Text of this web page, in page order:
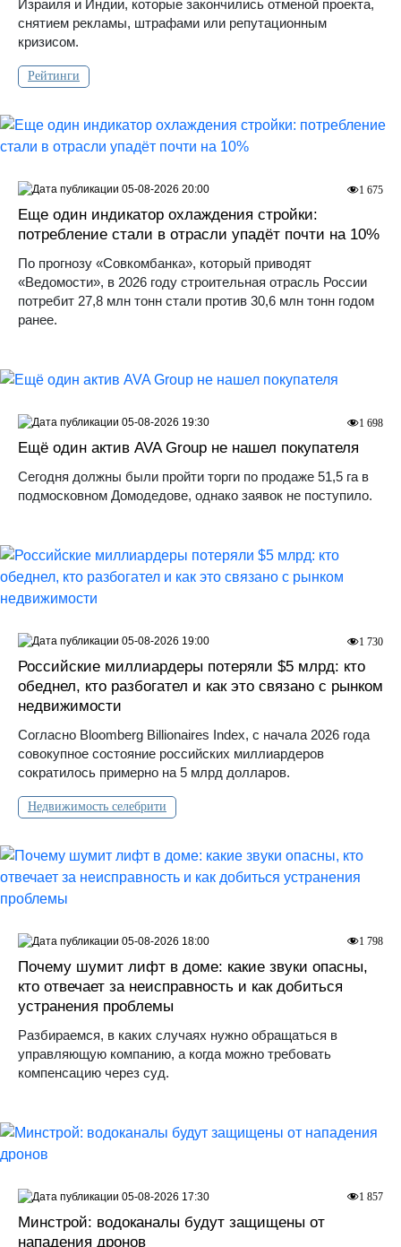
Израиля и Индии, которые закончились отменой проекта,
снятием рекламы, штрафами или репутационным
кризисом.
Рейтинги
Еще один индикатор охлаждения стройки:
потребление стали в отрасли упадёт почти на 10%
По прогнозу «Совкомбанка», который приводят
«Ведомости», в 2026 году строительная отрасль России
потребит 27,8 млн тонн стали против 30,6 млн тонн годом
ранее.
1 675
05-08-2026 20:00
Ещё один актив AVA Group не нашел покупателя
Сегодня должны были пройти торги по продаже 51,5 га в
подмосковном Домодедове, однако заявок не поступило.
1 698
05-08-2026 19:30
Российские миллиардеры потеряли $5 млрд: кто
обеднел, кто разбогател и как это связано с рынком
недвижимости
Согласно Bloomberg Billionaires Index, с начала 2026 года
совокупное состояние российских миллиардеров
сократилось примерно на 5 млрд долларов.
Недвижимость селебрити
1 730
05-08-2026 19:00
Почему шумит лифт в доме: какие звуки опасны,
кто отвечает за неисправность и как добиться
устранения проблемы
Разбираемся, в каких случаях нужно обращаться в
управляющую компанию, а когда можно требовать
компенсацию через суд.
1 798
05-08-2026 18:00
Минстрой: водоканалы будут защищены от
нападения дронов
1 857
05-08-2026 17:30